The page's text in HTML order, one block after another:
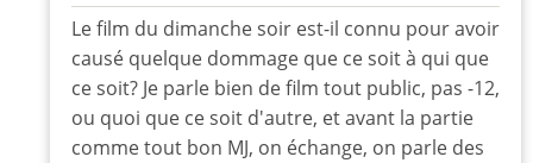
En
réponse
à
Connais-
tu
le
Le film du dimanche soir est-il connu pour avoir
causé quelque dommage que ce soit à qui que
ce soit? Je parle bien de film tout public, pas -12,
ou quoi que ce soit d'autre, et avant la partie
comme tout bon MJ, on échange, on parle des